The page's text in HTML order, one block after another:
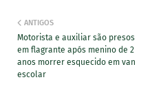
ANTIGOS
Motorista e auxiliar são presos
em flagrante após menino de 2
anos morrer esquecido em van
escolar